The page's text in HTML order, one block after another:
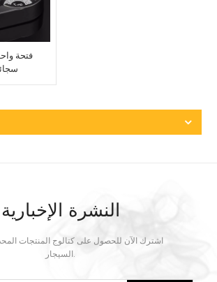
النشرة الإخبارية
اشترك الآن للحصول على كتالوج المنتجات
السيجار.